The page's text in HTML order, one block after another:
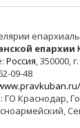
епархии
Россия, 350000, г.
09-48
ГО Краснодар,